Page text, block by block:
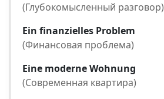
(Глубокомысленный разговор)
Ein finanzielles Problem
(Финансовая проблема)
Eine moderne Wohnung
(Современная квартира)